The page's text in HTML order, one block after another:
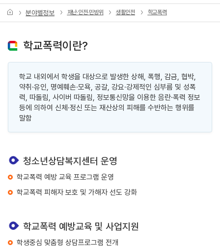
분야별정보 재난·안전·민방위 생활안전 학교폭력
학교폭력이란?
학교 내외에서 학생을 대상으로 발생한 상해, 폭행, 감금, 협박,
약취·유인, 명예훼손·모욕, 공갈, 강요·강제적인 심부름 및 성폭
력, 따돌림, 사이버 따돌림, 정보통신망을 이용한 음란·폭력 정보
등에 의하여 신체·정신 또는 재산상의 피해를 수반하는 행위를
말함
청소년상담복지센터 운영
학교폭력 예방 교육 프로그램 운영
학교폭력 피해자 보호 및 가해자 선도 강화
학교폭력 예방교육 및 사업지원
학생중심 맞춤형 상담프로그램 전개